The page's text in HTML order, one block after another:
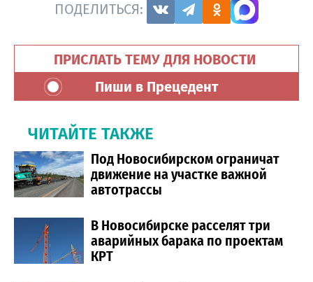
ПОДЕЛИТЬСЯ:
ПРИСЛАТЬ ТЕМУ ДЛЯ НОВОСТИ
Пиши в Прецедент
ЧИТАЙТЕ ТАКЖЕ
Под Новосибирском ограничат
движение на участке важной
автотрассы
В Новосибирске расселят три
аварийных барака по проектам
КРТ